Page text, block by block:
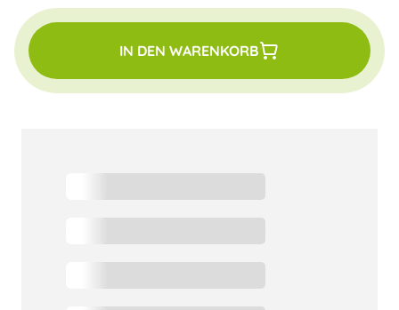
IN DEN WARENKORB